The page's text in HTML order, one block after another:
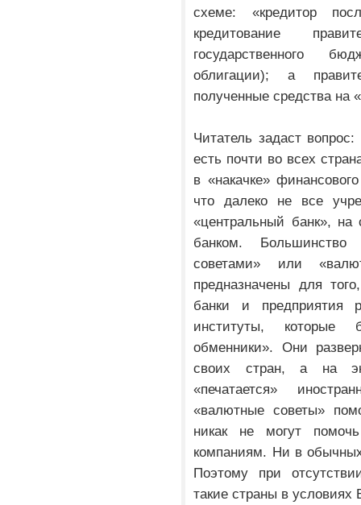
схеме: «кредитор
кредитование
государственного
облигации); а
полученные средства на
Читатель задаст
есть почти во всех
в «накачке»
что далеко не все
«центральный банк»,
банком.
советами» или
предназначены для
банки и предприятия
институты,
обменники». Они
своих стран, а на
«печатается»
«валютные советы»
никак не могут
компаниям. Ни в
Поэтому при
такие страны в